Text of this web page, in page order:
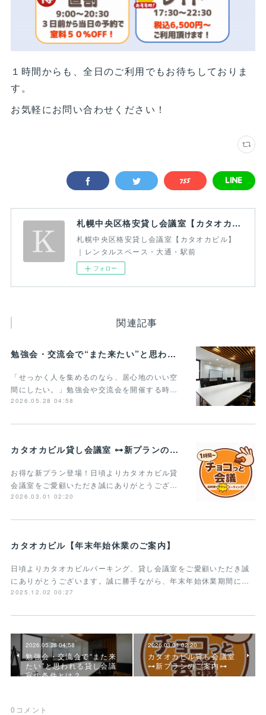
１時間からも、全日のご利用でもお待ちしておりま
す。
お気軽にお問い合わせください！
札幌中央区格安貸し会議室【カタオカビル】｜レンタルスペース・大通・駅前
札幌中央区格安貸し会議室【カタオカビル】
｜レンタルスペース・大通・駅前
フォロー
関連記事
勉強会・交流会で“また来たい”と思われる貸し会議室の条件とは？
「せっかく人を集めるのなら、居心地のいい空
間にしたい。」勉強会や交流会を開催する時…
2026.05.28 04:58
カタオカビル貸し会議室 ⊶新プランのご案内⊶
お得な新プラン登場！日頃よりカタオカビル貸
会議室をご愛顧いただき誠にありがとうござ…
2026.03.01 02:20
カタオカビル【年末年始休業のご案内】
日頃よりカタオカビルパーキング、貸し会議室をご愛顧いただき誠
にありがとうございます。誠に勝手ながら、年末年始休業期間に…
2025.12.02 00:27
2026.05.28 04:58
勉強会・交流会で“また来
たい”と思われる貸し会議
室の条件とは？
2026.03.01 02:20
カタオカビル貸し会議室
⊶新プランのご案内⊶
0 コメント